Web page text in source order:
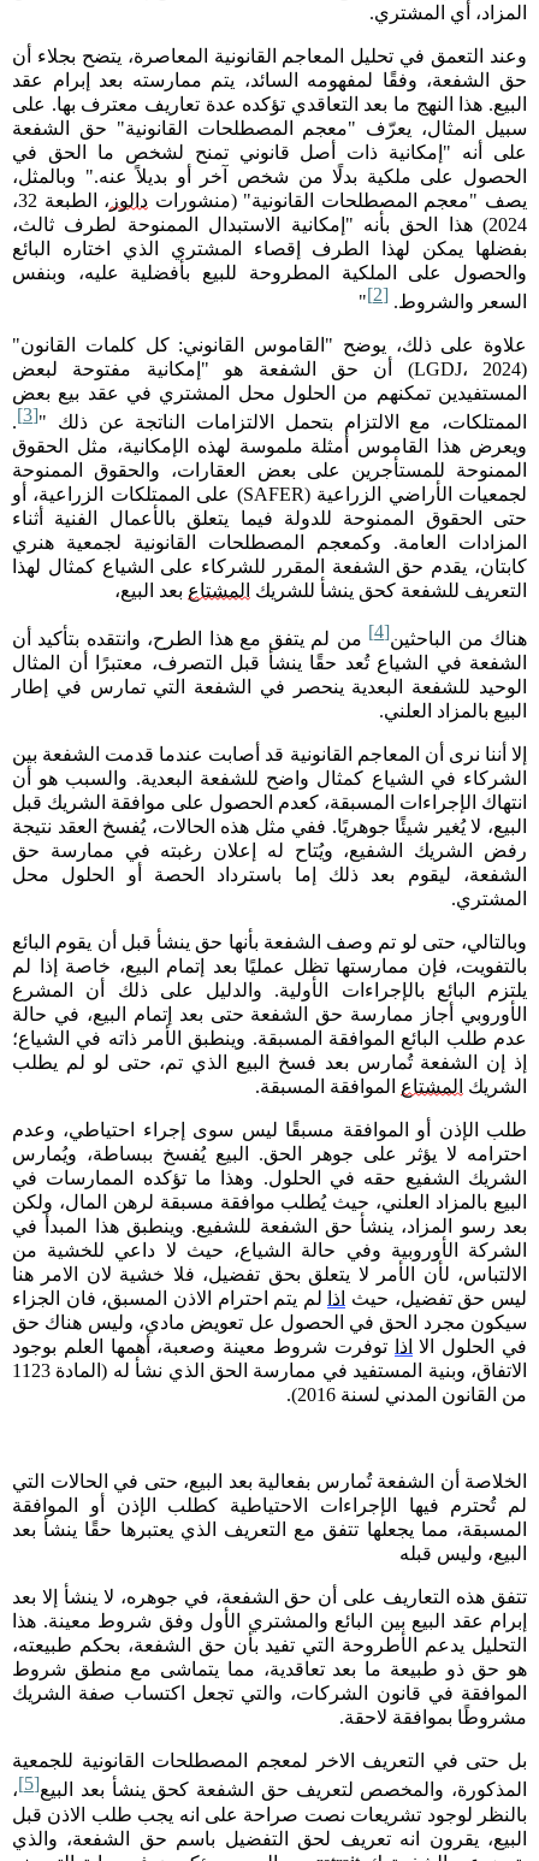
المزاد، أي المشتري.
وعند التعمق في تحليل المعاجم القانونية المعاصرة، يتضح بجلاء أن
حق الشفعة، وفقًا لمفهومه السائد، يتم ممارسته بعد إبرام عقد
البيع. هذا النهج ما بعد التعاقدي تؤكده عدة تعاريف معترف بها. على
سبيل المثال، يعرّف "معجم المصطلحات القانونية" حق الشفعة
على أنه "إمكانية ذات أصل قانوني تمنح لشخص ما الحق في
الحصول على ملكية بدلًا من شخص آخر أو بديلاً عنه." وبالمثل،
يصف "معجم المصطلحات القانونية" (منشورات دالوز
، الطبعة 32،
2024) هذا الحق بأنه "إمكانية الاستبدال الممنوحة لطرف ثالث،
بفضلها يمكن لهذا الطرف إقصاء المشتري الذي اختاره البائع
والحصول على الملكية المطروحة للبيع بأفضلية عليه، وبنفس
السعر والشروط.
[2]
"
علاوة على ذلك، يوضح "القاموس القانوني: كل كلمات القانون"
(LGDJ، 2024 )
أن حق الشفعة هو "إمكانية مفتوحة لبعض
المستفيدين تمكنهم من الحلول محل المشتري في عقد بيع بعض
الممتلكات، مع الالتزام بتحمل الالتزامات الناتجة عن ذلك
"
[3]
.
ويعرض هذا القاموس أمثلة ملموسة لهذه الإمكانية، مثل الحقوق
الممنوحة للمستأجرين على بعض العقارات، والحقوق الممنوحة
لجمعيات الأراضي الزراعية (SAFER)
على الممتلكات الزراعية، أو
حتى الحقوق الممنوحة للدولة فيما يتعلق بالأعمال الفنية أثناء
المزادات العامة. وكمعجم المصطلحات القانونية لجمعية هنري
كابتان، يقدم حق الشفعة المقرر للشركاء على الشياع كمثال لهذا
التعريف للشفعة كحق ينشأ للشريك المشتاع بعد البيع،
هناك من الباحثين[4]
من لم يتفق مع هذا الطرح، وانتقده بتأكيد أن
الشفعة في الشياع تُعد حقًا ينشأ قبل التصرف، معتبرًا أن المثال
الوحيد للشفعة البعدية ينحصر في الشفعة التي تمارس في إطار
البيع بالمزاد العلني.
إلا أننا نرى أن المعاجم القانونية قد أصابت عندما قدمت الشفعة بين
الشركاء في الشياع كمثال واضح للشفعة البعدية. والسبب هو أن
انتهاك الإجراءات المسبقة، كعدم الحصول على موافقة الشريك قبل
البيع، لا يُغير شيئًا جوهريًا. ففي مثل هذه الحالات، يُفسخ العقد نتيجة
رفض الشريك الشفيع، ويُتاح له إعلان رغبته في ممارسة حق
الشفعة، ليقوم بعد ذلك إما باسترداد الحصة أو الحلول محل
المشتري.
وبالتالي، حتى لو تم وصف الشفعة بأنها حق ينشأ قبل أن يقوم البائع
بالتفويت، فإن ممارستها تظل عمليًا بعد إتمام البيع، خاصة إذا لم
يلتزم البائع بالإجراءات الأولية. والدليل على ذلك أن المشرع
الأوروبي أجاز ممارسة حق الشفعة حتى بعد إتمام البيع، في حالة
عدم طلب البائع الموافقة المسبقة. وينطبق الأمر ذاته في الشياع؛
إذ إن الشفعة تُمارس بعد فسخ البيع الذي تم، حتى لو لم يطلب
الشريك المشتاع الموافقة المسبقة.
طلب الإذن أو الموافقة مسبقًا ليس سوى إجراء احتياطي، وعدم
احترامه لا يؤثر على جوهر الحق. البيع يُفسخ ببساطة، ويُمارس
الشريك الشفيع حقه في الحلول. وهذا ما تؤكده الممارسات في
البيع بالمزاد العلني، حيث يُطلب موافقة مسبقة لرهن المال، ولكن
بعد رسو المزاد، ينشأ حق الشفعة للشفيع. وينطبق هذا المبدأ في
الشركة الأوروبية وفي حالة الشياع، حيث لا داعي للخشية من
الالتباس، لأن الأمر لا يتعلق بحق تفضيل، فلا خشية لان الامر هنا
ليس حق تفضيل، حيث اذا لم يتم احترام الاذن المسبق، فان الجزاء
سيكون مجرد الحق في الحصول عل تعويض مادي، وليس هناك حق
في الحلول الا اذا
توفرت شروط معينة وصعبة، أهمها العلم بوجود
الاتفاق، وبنية المستفيد في ممارسة الحق الذي نشأ له (المادة 1123
من القانون المدني لسنة 2016).
الخلاصة أن الشفعة تُمارس بفعالية بعد البيع، حتى في الحالات التي
لم تُحترم فيها الإجراءات الاحتياطية كطلب الإذن أو الموافقة
المسبقة، مما يجعلها تتفق مع التعريف الذي يعتبرها حقًا ينشأ بعد
البيع، وليس قبله
تتفق هذه التعاريف على أن حق الشفعة، في جوهره، لا ينشأ إلا بعد
إبرام عقد البيع بين البائع والمشتري الأول وفق شروط معينة. هذا
التحليل يدعم الأطروحة التي تفيد بأن حق الشفعة، بحكم طبيعته،
هو حق ذو طبيعة ما بعد تعاقدية، مما يتماشى مع منطق شروط
الموافقة في قانون الشركات، والتي تجعل اكتساب صفة الشريك
مشروطًا بموافقة لاحقة.
بل حتى في التعريف الاخر لمعجم المصطلحات القانونية للجمعية
المذكورة، والمخصص لتعريف حق الشفعة كحق ينشأ بعد البيع[5]
،
بالنظر لوجود تشريعات نصت صراحة على انه يجب طلب الاذن قبل
البيع، يقرون انه تعريف لحق التفضيل باسم حق الشفعة، والذي